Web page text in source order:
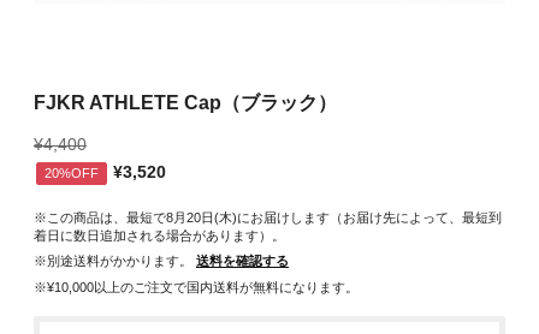
FJKR ATHLETE Cap（ブラック）
¥4,400
20%OFF ¥3,520
※この商品は、最短で8月20日(木)にお届けします（お届け先によって、最短到
着日に数日追加される場合があります）。
※別途送料がかかります。
送料を確認する
※¥10,000以上のご注文で国内送料が無料になります。